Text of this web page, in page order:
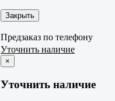
Закрыть
Предзаказ по телефону
Уточнить наличие
×
Уточнить наличие